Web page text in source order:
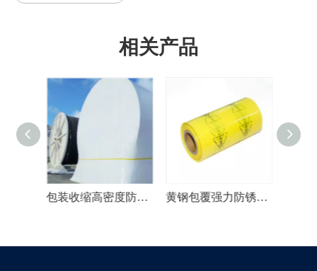
相关产品
包装收缩高密度防锈VCI薄膜 黄钢包覆强力防锈VCI膜